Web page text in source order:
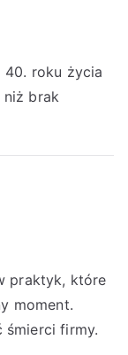
40. roku życia
niż brak
praktyk, które
moment.
śmierci firmy.